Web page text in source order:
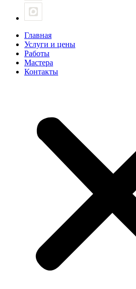
Главная
Услуги и цены
Работы
Мастера
Контакты